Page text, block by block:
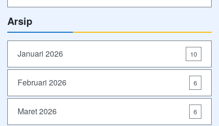
Arsip
Januari 2026 10
Februari 2026 6
Maret 2026 6